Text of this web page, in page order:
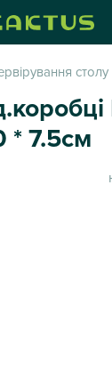
столу
* 7.5см